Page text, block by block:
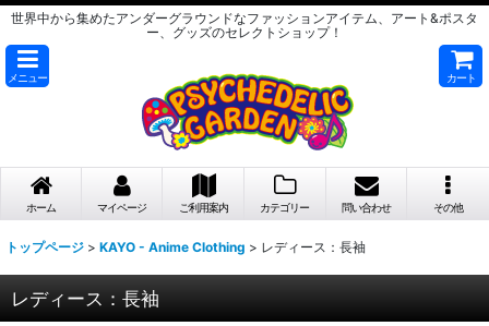
世界中から集めたアンダーグラウンドなファッションアイテム、アート&ポスタ
ー、グッズのセレクトショップ！
メニュー カート
ホーム マイページ ご利用案内 カテゴリー 問い合わせ その他
トップページ > KAYO - Anime Clothing > レディース：長袖
レディース：長袖